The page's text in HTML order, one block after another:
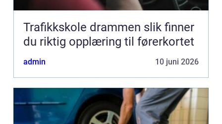
Trafikkskole drammen slik finner
du riktig opplæring til førerkortet
admin 10 juni 2026